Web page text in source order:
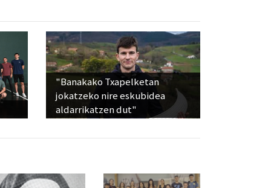
"Banakako Txapelketan
jokatzeko nire eskubidea
aldarrikatzen dut"